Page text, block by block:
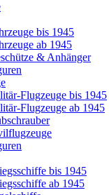
bis 1945
ab 1945
& Anhänger
Flugzeuge bis 1945
Flugzeuge ab 1945
bis 1945
ab 1945